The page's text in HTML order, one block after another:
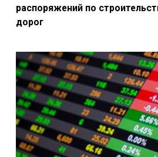
распоряжений по
дорог